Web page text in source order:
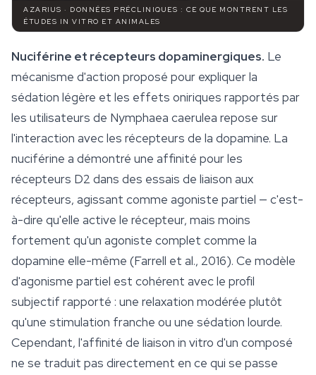
AZARIUS · DONNÉES PRÉCLINIQUES : CE QUE MONTRENT LES
ÉTUDES IN VITRO ET ANIMALES
Nuciférine et récepteurs dopaminergiques. Le
mécanisme d'action proposé pour expliquer la
sédation légère et les effets oniriques rapportés par
les utilisateurs de Nymphaea caerulea repose sur
l'interaction avec les récepteurs de la dopamine. La
nuciférine a démontré une affinité pour les
récepteurs D2 dans des essais de liaison aux
récepteurs, agissant comme agoniste partiel — c'est-
à-dire qu'elle active le récepteur, mais moins
fortement qu'un agoniste complet comme la
dopamine elle-même (Farrell et al., 2016). Ce modèle
d'agonisme partiel est cohérent avec le profil
subjectif rapporté : une relaxation modérée plutôt
qu'une stimulation franche ou une sédation lourde.
Cependant, l'affinité de liaison in vitro d'un composé
ne se traduit pas directement en ce qui se passe